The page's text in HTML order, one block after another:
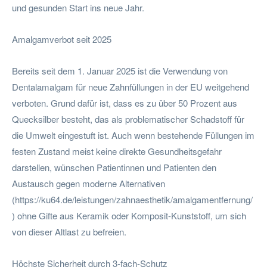
und gesunden Start ins neue Jahr.
Amalgamverbot seit 2025
Bereits seit dem 1. Januar 2025 ist die Verwendung von
Dentalamalgam für neue Zahnfüllungen in der EU weitgehend
verboten. Grund dafür ist, dass es zu über 50 Prozent aus
Quecksilber besteht, das als problematischer Schadstoff für
die Umwelt eingestuft ist. Auch wenn bestehende Füllungen im
festen Zustand meist keine direkte Gesundheitsgefahr
darstellen, wünschen Patientinnen und Patienten den
Austausch gegen moderne Alternativen
(https://ku64.de/leistungen/zahnaesthetik/amalgamentfernung/
) ohne Gifte aus Keramik oder Komposit-Kunststoff, um sich
von dieser Altlast zu befreien.
Höchste Sicherheit durch 3-fach-Schutz